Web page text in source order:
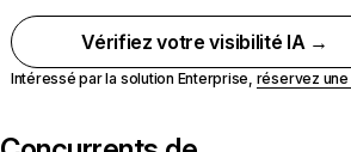
Vérifiez votre visibilité IA →
Intéressé par la solution Enterprise, réservez